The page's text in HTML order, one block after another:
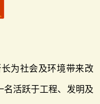
为社会及环境带来改
名活跃于工程、发明及